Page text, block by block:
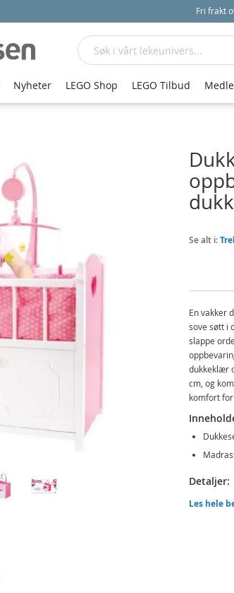
Fri frakt
Se alt i:
En vakker
sove søtt i
slappe
dukkeklær
cm, og
komfort
Detaljer:
Mål
Les hele
Søk
Nyheter LEGO Shop LEGO Tilbud